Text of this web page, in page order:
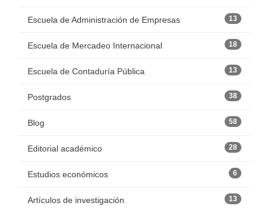
Escuela de Administración de Empresas 13
Escuela de Mercadeo Internacional 18
Escuela de Contaduría Pública 13
Postgrados 38
Blog 58
Editorial académico 28
Estudios económicos 6
Artículos de investigación 13